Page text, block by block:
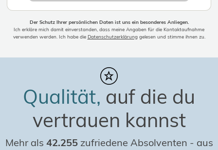
Der Schutz Ihrer persönlichen Daten ist uns ein besonderes Anliegen.
Ich erkläre mich damit einverstanden, dass meine Angaben für die Kontaktaufnahme
verwenden werden. Ich habe die Datenschutzerklärunggelesen und stimme ihnen zu.
Qualität, auf die du
vertrauen kannst
Mehr als 42.255 zufriedene Absolventen - aus